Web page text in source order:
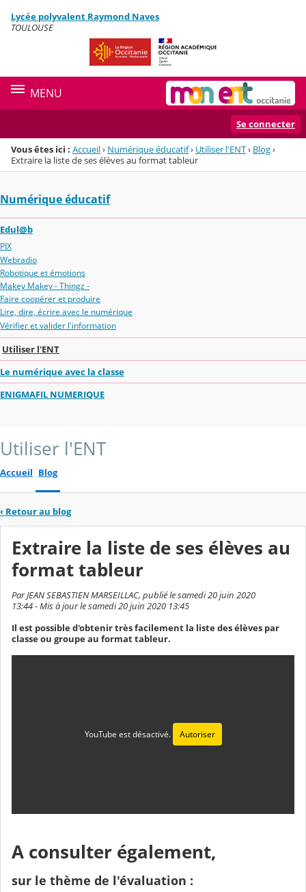
Menu de la rubrique
Contenu
Lycée polyvalent Raymond Naves
TOULOUSE
MENU
Se connecter
Vous êtes ici : Accueil› Numérique éducatif› Utiliser l'ENT› Blog›
Extraire la liste de ses élèves au format tableur
Numérique éducatif
Edul@b
PIX
Webradio
Robotique et émotions
Makey Makey - Thingz -
Faire coopérer et produire
Lire, dire, écrire avec le numérique
Vérifier et valider l'information
Utiliser l'ENT
Le numérique avec la classe
ENIGMAFIL NUMERIQUE
Utiliser l'ENT
Accueil Blog
‹ Retour au blog
Extraire la liste de ses élèves au
format tableur
Par JEAN SEBASTIEN MARSEILLAC, publié le samedi 20 juin 2020
13:44 - Mis à jour le samedi 20 juin 2020 13:45
Il est possible d'obtenir très facilement la liste des élèves par
classe ou groupe au format tableur.
YouTube est désactivé. Autoriser
A consulter également,
sur le thème de l'évaluation :